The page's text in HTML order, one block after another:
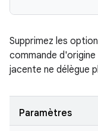
Supprimez les
commande
jacente ne délègue
Paramètres